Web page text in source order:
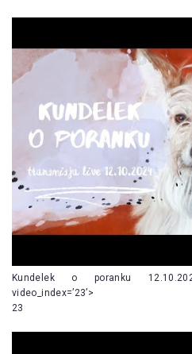
Kundelek o poranku
video_index=’23’>
23